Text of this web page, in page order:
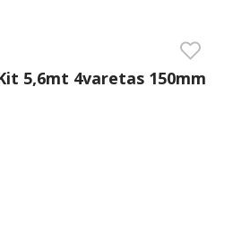
5,6mt 4varetas 150mm